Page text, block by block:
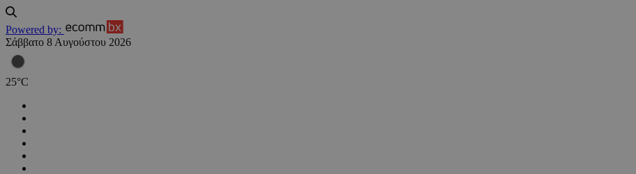
Powered by:
Σάββατο 8 Αυγούστου 2026
25°C